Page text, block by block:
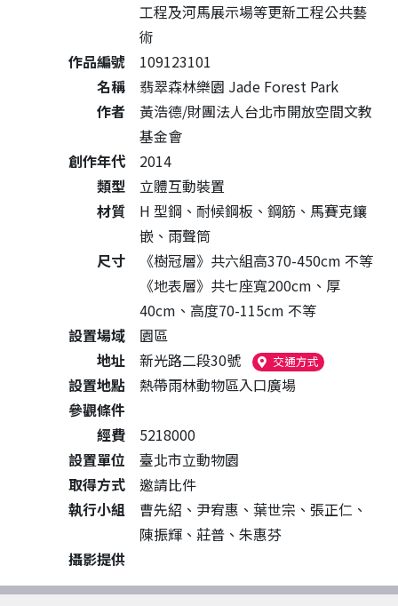
工程及河馬展示場等更新工程公共藝
術
作品編號
109123101
名稱
翡翠森林樂園 Jade Forest Park
作者
黃浩德/財團法人台北市開放空間文教
基金會
創作年代
2014
類型
立體互動裝置
材質
H 型鋼、耐候鋼板、鋼筋、馬賽克鑲
嵌、雨聲筒
尺寸
《樹冠層》共六組高370-450cm 不等
《地表層》共七座寬200cm、厚
40cm、高度70-115cm 不等
設置場域
園區
地址
新光路二段30號 交通方式（另開新視窗）
設置地點
熱帶雨林動物區入口廣場
參觀條件
經費
5218000
設置單位
臺北市立動物園
取得方式
邀請比件
執行小組
曹先紹、尹宥惠、葉世宗、張正仁、
陳振輝、莊普、朱惠芬
攝影提供